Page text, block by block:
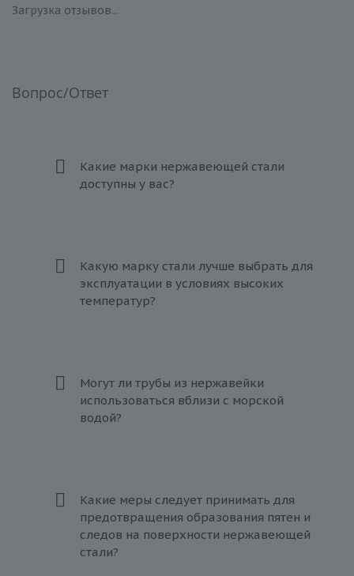
Загрузка отзывов...
Вопрос/Ответ
Какие марки нержавеющей стали
доступны у вас?
Какую марку стали лучше выбрать для
эксплуатации в условиях высоких
температур?
Могут ли трубы из нержавейки
использоваться вблизи с морской
водой?
Какие меры следует принимать для
предотвращения образования пятен и
следов на поверхности нержавеющей
стали?